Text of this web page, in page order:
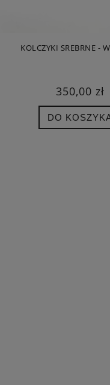
KOLCZYKI SREBRNE -
350,00 zł
DO